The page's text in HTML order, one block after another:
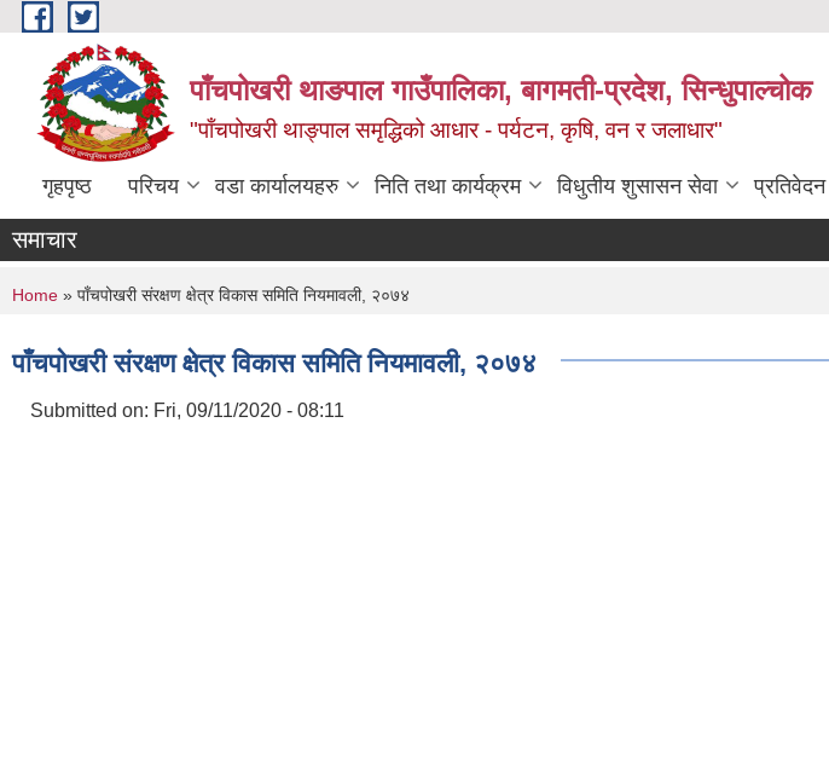
Skip to main content
पाँचपोखरी थाङपाल गाउँपालिका, बागमती-प्रदेश, सिन्धुपाल्चोक
"पाँचपोखरी थाङ्पाल समृद्धिको आधार - पर्यटन, कृषि, वन र जलाधार"
गृहपृष्ठ परिचय वडा कार्यालयहरु निति तथा कार्यक्रम विधुतीय शुसासन सेवा प्रतिवेदन
समाचार
You are here
Home » पाँचपोखरी संरक्षण क्षेत्र विकास समिति नियमावली, २०७४
पाँचपोखरी संरक्षण क्षेत्र विकास समिति नियमावली, २०७४
Submitted on: Fri, 09/11/2020 - 08:11